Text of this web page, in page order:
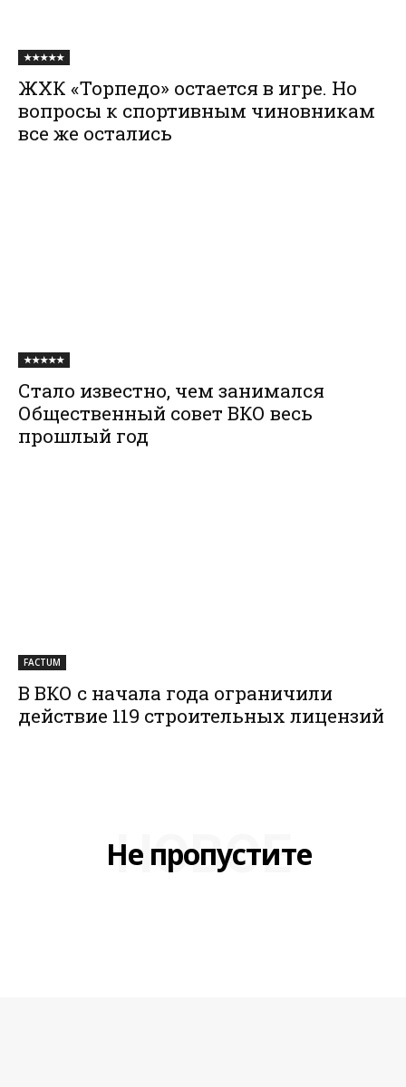
★★★★★
ЖХК «Торпедо» остается в игре. Но
вопросы к спортивным чиновникам
все же остались
★★★★★
Стало известно, чем занимался
Общественный совет ВКО весь
прошлый год
FACTUM
В ВКО с начала года ограничили
действие 119 строительных лицензий
Не пропустите
НОВОЕ